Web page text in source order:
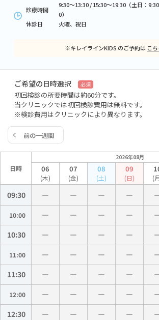
診療時間
9:30～13:30 / 15:30～19:30（土日：
0）
休診日
火曜、祝日
※キレイラインKIDS のご予約は こ
ご希望の日時選択 必須
初回検診の所要時間は約60分です。
当クリニックでは初回検診費用は無料です。
※検診費用はクリニックにより異なります。
前の一週間
日時
2026年08月
06
(木)
07
(金)
08
(土)
09
(日) (
09:30
10:00
10:30
11:00
11:30
12:00
12:30